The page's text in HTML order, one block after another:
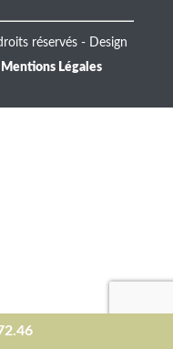
réservés - Design
Mentions Légales